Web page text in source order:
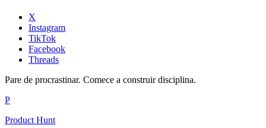
X
Instagram
TikTok
Facebook
Threads
Pare de procrastinar. Comece a construir disciplina.
P
Product Hunt